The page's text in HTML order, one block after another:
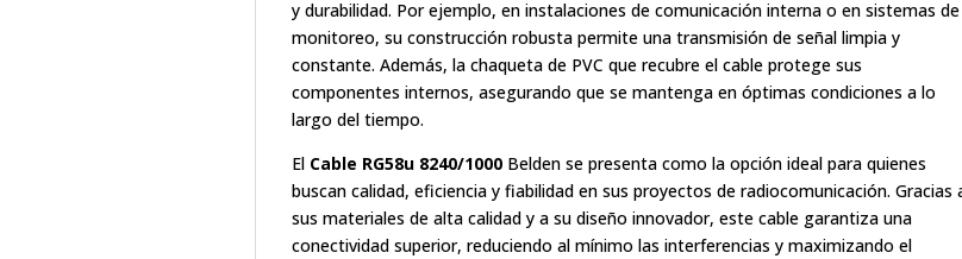
y durabilidad. Por ejemplo, en instalaciones de comunicación interna o en sistemas de
monitoreo, su construcción robusta permite una transmisión de señal limpia y
constante. Además, la chaqueta de PVC que recubre el cable protege sus
componentes internos, asegurando que se mantenga en óptimas condiciones a lo
largo del tiempo.
El Cable RG58u 8240/1000Belden se presenta como la opción ideal para quienes
buscan calidad, eficiencia y fiabilidad en sus proyectos de radiocomunicación. Gracias
sus materiales de alta calidad y a su diseño innovador, este cable garantiza una
conectividad superior, reduciendo al mínimo las interferencias y maximizando el